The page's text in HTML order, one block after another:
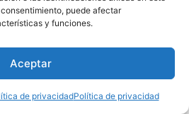
puede afectar
y funciones.
Aceptar
de privacidadPolítica de privacidad
de los Estados Unidos en
como objetivo revisar y